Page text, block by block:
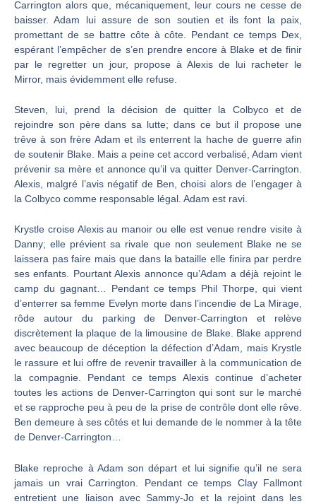
Carrington alors que, mécaniquement, leur cours ne cesse de
baisser. Adam lui assure de son soutien et ils font la paix,
promettant de se battre côte à côte. Pendant ce temps Dex,
espérant l’empêcher de s’en prendre encore à Blake et de finir
par le regretter un jour, propose à Alexis de lui racheter le
Mirror, mais évidemment elle refuse.
Steven, lui, prend la décision de quitter la Colbyco et de
rejoindre son père dans sa lutte; dans ce but il propose une
trêve à son frère Adam et ils enterrent la hache de guerre afin
de soutenir Blake. Mais a peine cet accord verbalisé, Adam vient
prévenir sa mère et annonce qu’il va quitter Denver-Carrington.
Alexis, malgré l’avis négatif de Ben, choisi alors de l’engager à
la Colbyco comme responsable légal. Adam est ravi.
Krystle croise Alexis au manoir ou elle est venue rendre visite à
Danny; elle prévient sa rivale que non seulement Blake ne se
laissera pas faire mais que dans la bataille elle finira par perdre
ses enfants. Pourtant Alexis annonce qu’Adam a déjà rejoint le
camp du gagnant… Pendant ce temps Phil Thorpe, qui vient
d’enterrer sa femme Evelyn morte dans l’incendie de La Mirage,
rôde autour du parking de Denver-Carrington et relève
discrètement la plaque de la limousine de Blake. Blake apprend
avec beaucoup de déception la défection d’Adam, mais Krystle
le rassure et lui offre de revenir travailler à la communication de
la compagnie. Pendant ce temps Alexis continue d’acheter
toutes les actions de Denver-Carrington qui sont sur le marché
et se rapproche peu à peu de la prise de contrôle dont elle rêve.
Ben demeure à ses côtés et lui demande de le nommer à la tête
de Denver-Carrington…
Blake reproche à Adam son départ et lui signifie qu’il ne sera
jamais un vrai Carrington. Pendant ce temps Clay Fallmont
entretient une liaison avec Sammy-Jo et la rejoint dans les